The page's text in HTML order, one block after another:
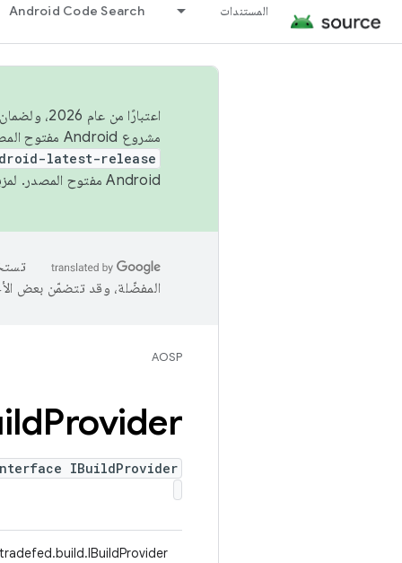
المستندات Android Code Search
اعتبارًا
مشروع Android مفتوح المصدر (AOSP) في الربعَين الثاني والرابع. لبناء مشروع Android مفتوح المصدر والمساهمة فيه، استخدِم
latest-release
Android مفتوح المصدر. لمزيد من المعلومات، يُرجى الاطّلاع على
المفضّلة، وقد تتضمّن بعض
AOSP
Provider
IBuildProvider